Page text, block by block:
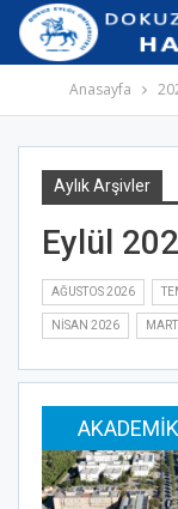
İçeriğe
atla
Navigasyona
atla
Anasayfa
Aylık Arşivler
Eylül
AĞUSTOS 2026
NISAN 2026
AKADEMIK